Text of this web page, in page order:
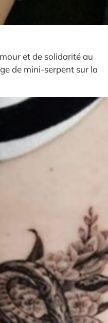
et de solidarité au
de mini-serpent sur la